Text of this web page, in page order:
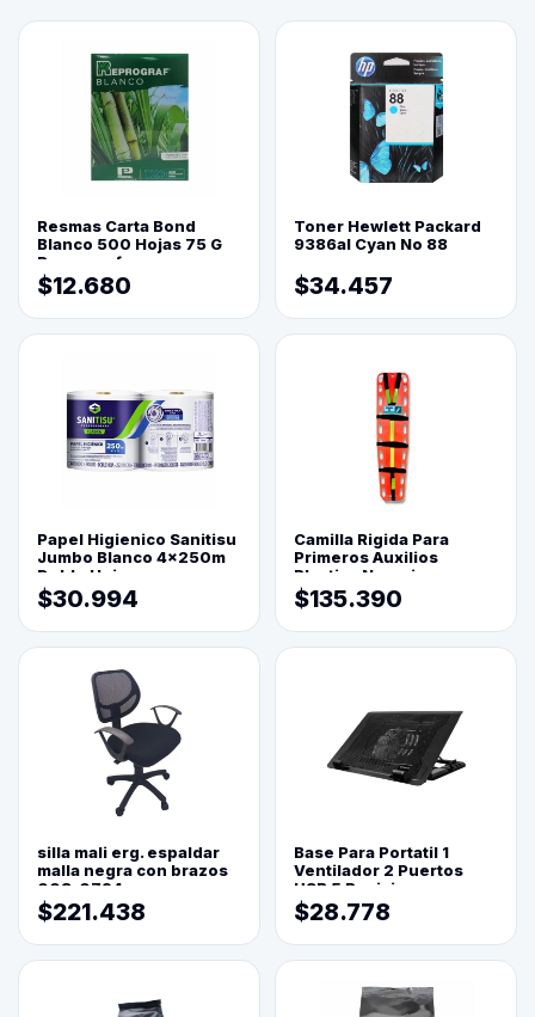
Resmas Carta Bond
Blanco 500 Hojas 75 G
Reprograf.
$12.680
Toner Hewlett Packard
9386al Cyan No 88
$34.457
Papel Higienico Sanitisu
Jumbo Blanco 4x250m
Doble Hoja
$30.994
Camilla Rigida Para
Primeros Auxilios
Plastica Naranja
$135.390
silla mali erg. espaldar
malla negra con brazos
003-0794
$221.438
Base Para Portatil 1
Ventilador 2 Puertos
USB 5 Posiciones
$28.778